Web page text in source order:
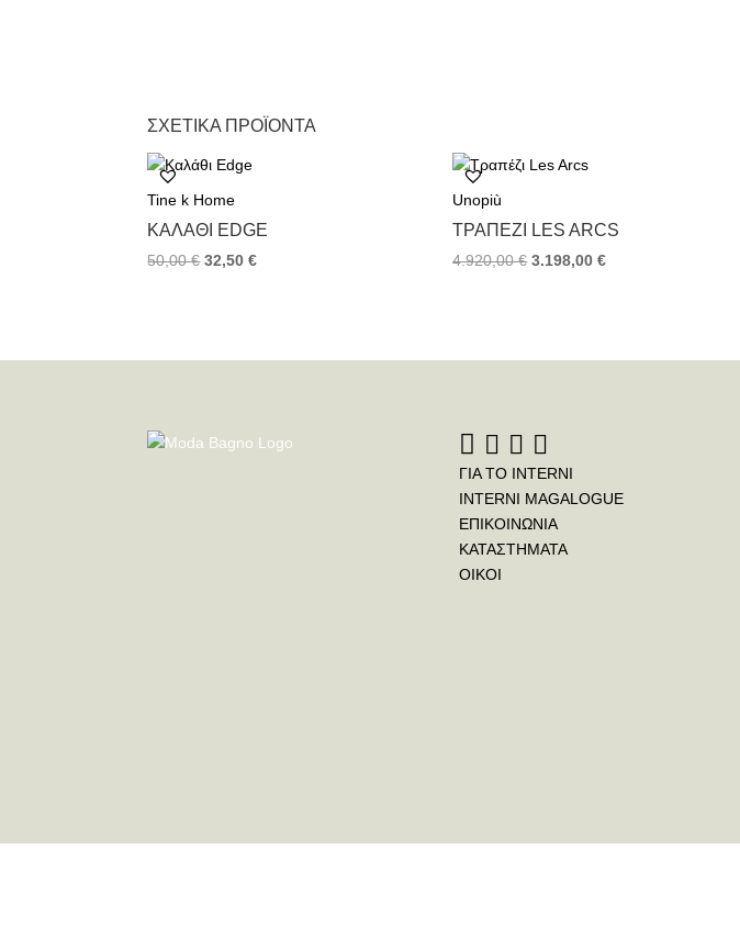
ΣΧΕΤΙΚΆ ΠΡΟΪΌΝΤΑ
Tine k Home
ΚΑΛΆΘΙ EDGE
50,00€ 32,50€
Unopiù
TΡΑΠΈΖΙ LES ARCS
4.920,00€ 3.198,00€
ΓΙΑ ΤΟ INTERNI
INTERNI MAGALOGUE
ΕΠΙΚΟΙΝΩΝΙΑ
ΚΑΤΑΣΤΗΜΑΤΑ
ΟΙΚΟΙ